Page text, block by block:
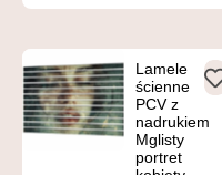
Lamele
ścienne
PCV z
nadrukiem
Mglisty
portret